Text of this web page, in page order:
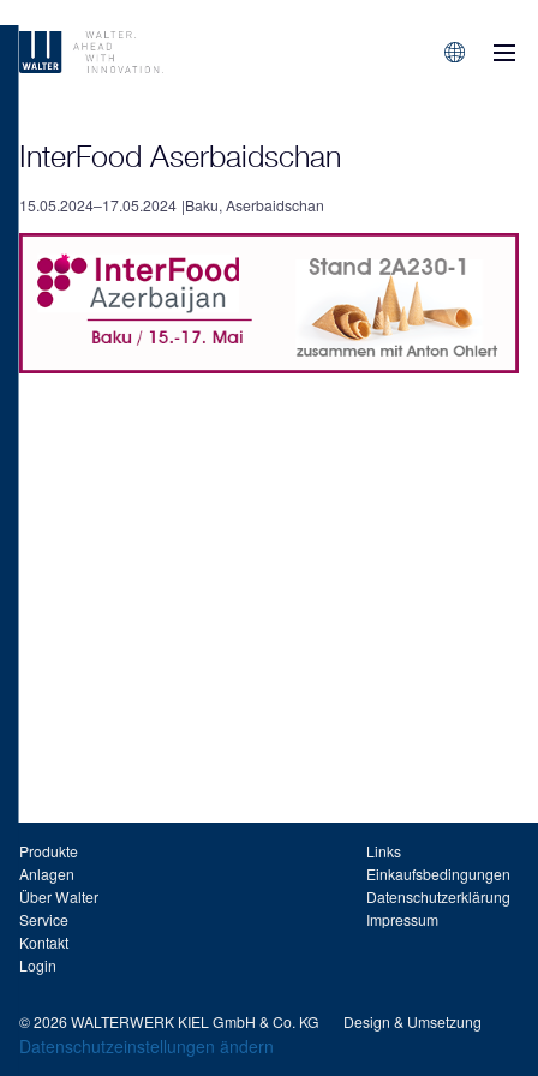
InterFood Aserbaidschan
15.05.2024–17.05.2024 Baku, Aserbaidschan
Produkte
Anlagen
Über Walter
Service
Kontakt
Login
Links
Einkaufsbedingungen
Datenschutzerklärung
Impressum
© 2026 WALTERWERK KIEL GmbH & Co. KG Design & Umsetzung
Datenschutzeinstellungen ändern